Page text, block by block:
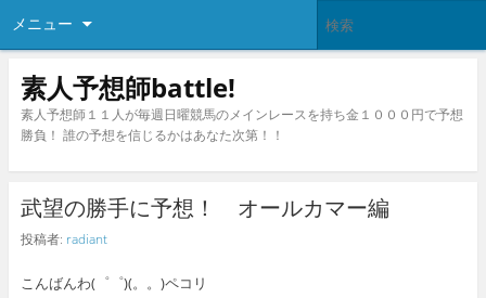
メニュー
素人予想師battle!
素人予想師１１人が毎週日曜競馬のメインレースを持ち金１０００円で予想
勝負！ 誰の予想を信じるかはあなた次第！！
武望の勝手に予想！ オールカマー編
投稿者: radiant
こんばんわ(゜゜)(。。)ペコリ